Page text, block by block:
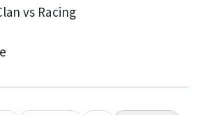
vs Racing